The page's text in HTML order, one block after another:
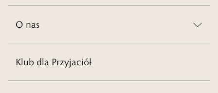
O nas
Klub dla Przyjaciół